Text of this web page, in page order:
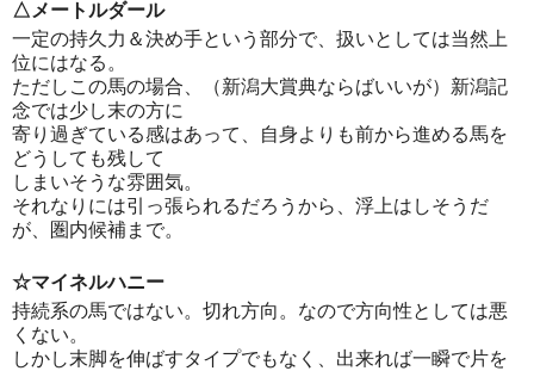
△メートルダール
一定の持久力＆決め手という部分で、扱いとしては当然上
位にはなる。
ただしこの馬の場合、（新潟大賞典ならばいいが）新潟記
念では少し末の方に
寄り過ぎている感はあって、自身よりも前から進める馬を
どうしても残して
しまいそうな雰囲気。
それなりには引っ張られるだろうから、浮上はしそうだ
が、圏内候補まで。
☆マイネルハニー
持続系の馬ではない。切れ方向。なので方向性としては悪
くない。
しかし末脚を伸ばすタイプでもなく、出来れば一瞬で片を